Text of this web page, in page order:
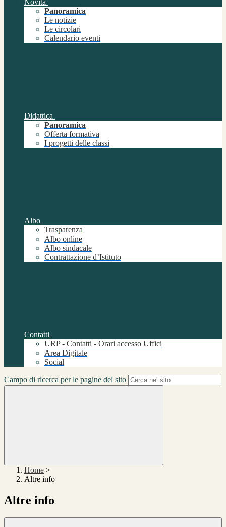
Novità
Panoramica
Le notizie
Le circolari
Calendario eventi
Didattica
Panoramica
Offerta formativa
I progetti delle classi
Albo
Trasparenza
Albo online
Albo sindacale
Contrattazione d’Istituto
Contatti
URP - Contatti - Orari accesso Uffici
Area Digitale
Social
Campo di ricerca per le pagine del sito
Home >
Altre info
Altre info